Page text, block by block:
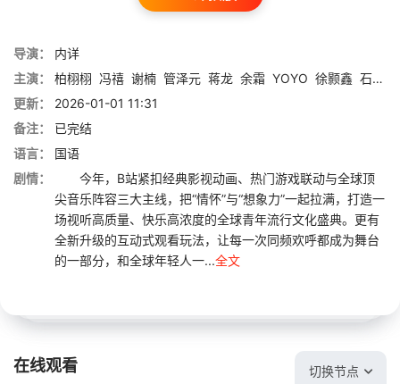
导演：
内详
主演：
柏栩栩 冯禧 谢楠 管泽元 蒋龙 余霜 YOYO 徐颢鑫 石玺彤
更新：
2026-01-01 11:31
备注：
已完结
语言：
国语
剧情：
今年，B站紧扣经典影视动画、热门游戏联动与全球顶
尖音乐阵容三大主线，把“情怀”与“想象力”一起拉满，打造一
场视听高质量、快乐高浓度的全球青年流行文化盛典。更有
全新升级的互动式观看玩法，让每一次同频欢呼都成为舞台
的一部分，和全球年轻人一...全文
在线观看 切换节点